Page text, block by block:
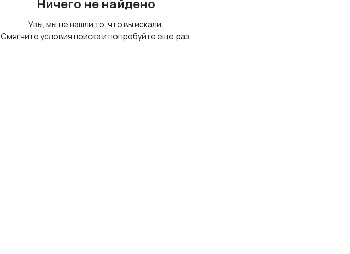
Ничего не найдено
Увы, мы не нашли то, что вы искали.
Смягчите условия поиска и попробуйте еще раз.